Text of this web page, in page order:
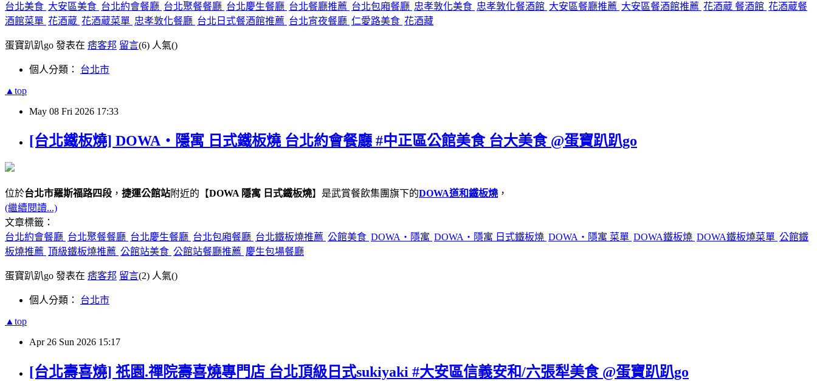
台北美食 大安區美食 台北約會餐廳 台北聚餐餐廳 台北慶生餐廳 台北餐廳推薦 台北包廂餐廳 忠孝敦化美食 忠孝敦化餐酒館 大安區餐廳推薦 大安區餐酒館推薦 花酒蔵 餐酒館 花酒蔵餐
酒館菜單 花酒蔵 花酒蔵菜單 忠孝敦化餐廳 台北日式餐酒館推薦 台北宵夜餐廳 仁愛路美食 花酒藏
蛋寶趴趴go 發表在 痞客邦 留言(6) 人氣()
個人分類： 台北市
▲top
May 08 Fri 2026 17:33
[台北鐵板燒] DOWA・隱寓 日式鐵板燒 台北約會餐廳 #中正區公館美食 台大美食 @蛋寶趴趴go
位於台北市羅斯福路四段 ， 捷運公館站附近的【DOWA 隱寓 日式鐵板燒】是武賞餐飲集團旗下的DOWA道和鐵板燒 ，
(繼續閱讀...)
文章標籤：
台北約會餐廳 台北聚餐餐廳 台北慶生餐廳 台北包廂餐廳 台北鐵板燒推薦 公館美食 DOWA・隱寓 DOWA・隱寓 日式鐵板燒 DOWA・隱寓 菜單 DOWA鐵板燒 DOWA鐵板燒菜單 公館鐵
板燒推薦 頂級鐵板燒推薦 公館站美食 公館站餐廳推薦 慶生包場餐廳
蛋寶趴趴go 發表在 痞客邦 留言(2) 人氣()
個人分類： 台北市
▲top
Apr 26 Sun 2026 15:17
[台北壽喜燒] 祇園.禪院壽喜燒專門店 台北頂級日式sukiyaki #大安區信義安和/六張犁美食 @蛋寶趴趴go